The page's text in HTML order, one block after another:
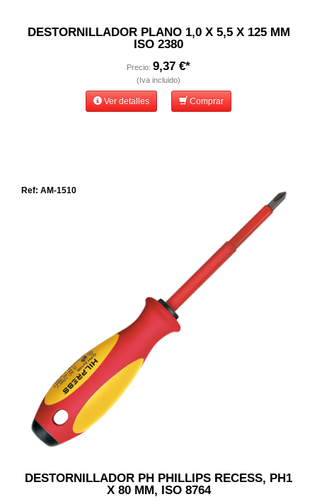
DESTORNILLADOR PLANO 1,0 X 5,5 X 125 MM
ISO 2380
Precio: 9,37 €*
(Iva incluido)
Ver detalles Comprar
Ref: AM-1510
DESTORNILLADOR PH PHILLIPS RECESS, PH1
X 80 MM, ISO 8764